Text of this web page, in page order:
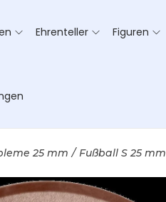
Ehrenteller Figuren
25 mm / Fußball S 25 mm